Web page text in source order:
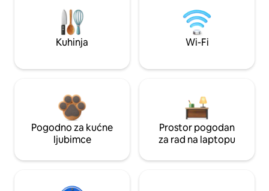
Kuhinja Wi-Fi
Pogodno za kućne
ljubimce
Prostor pogodan
za rad na laptopu